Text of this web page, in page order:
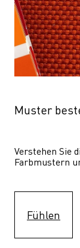
Muster
Verstehen Sie
Farbmustern
Fühlen